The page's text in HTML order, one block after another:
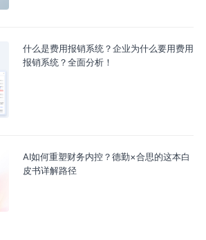
什么是费用报销系统？企业为什么要用费用
报销系统？全面分析！
AI如何重塑财务内控？德勤×合思的这本白
皮书详解路径